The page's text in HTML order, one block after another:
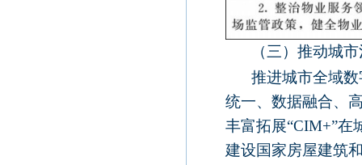
（三）推动城
推进城市全域
统一、数据融合、
丰富拓展“CIM+”在
建设国家房屋建筑